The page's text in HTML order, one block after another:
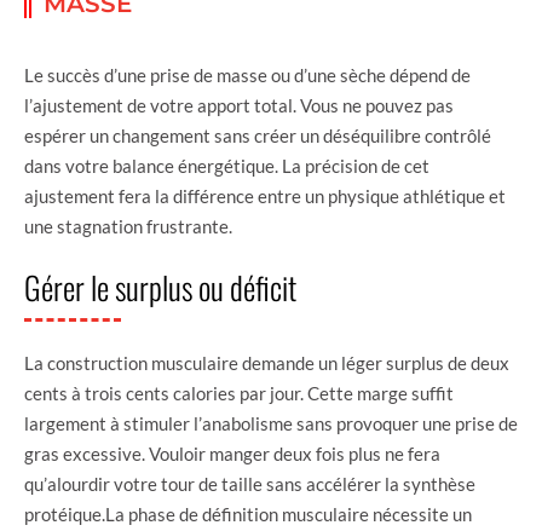
Le succès d’une prise de masse ou d’une sèche dépend de
l’ajustement de votre apport total. Vous ne pouvez pas
espérer un changement sans créer un déséquilibre contrôlé
dans votre balance énergétique. La précision de cet
ajustement fera la différence entre un physique athlétique et
une stagnation frustrante.
Gérer le surplus ou déficit
La construction musculaire demande un léger surplus de deux
cents à trois cents calories par jour. Cette marge suffit
largement à stimuler l’anabolisme sans provoquer une prise de
gras excessive. Vouloir manger deux fois plus ne fera
qu’alourdir votre tour de taille sans accélérer la synthèse
protéique.La phase de définition musculaire nécessite un